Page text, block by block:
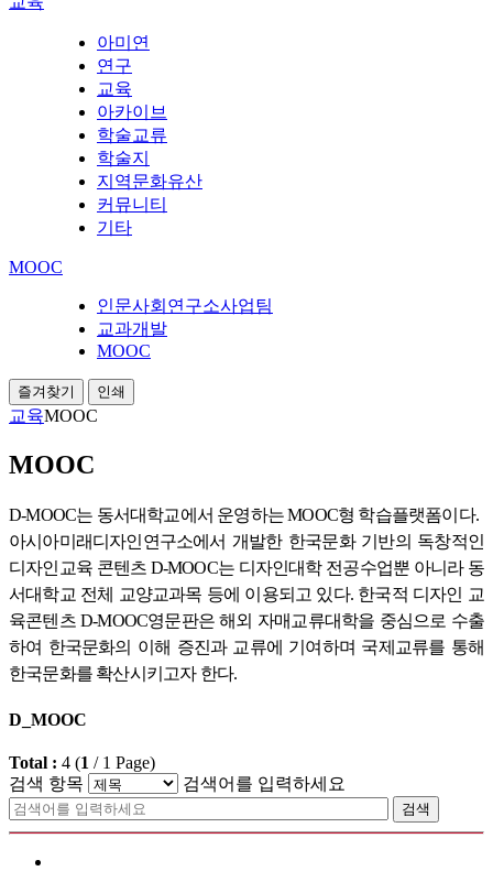
아미연
연구
교육
아카이브
학술교류
학술지
지역문화유산
커뮤니티
기타
MOOC
인문사회연구소사업팀
교과개발
MOOC
즐겨찾기 인쇄
교육MOOC
MOOC
D-MOOC는 동서대학교에서 운영하는 MOOC형 학습플랫폼이다.
아시아미래디자인연구소에서 개발한 한국문화 기반의 독창적인
디자인교육 콘텐츠 D-MOOC는 디자인대학 전공수업뿐 아니라 동
서대학교 전체 교양교과목 등에 이용되고 있다. 한국적 디자인 교
육콘텐츠 D-MOOC영문판은 해외 자매교류대학을 중심으로 수출
하여 한국문화의 이해 증진과 교류에 기여하며 국제교류를 통해
한국문화를 확산시키고자 한다.
D_MOOC
Total : 4 (1 / 1 Page)
검색 항목
검색어를 입력하세요
검색